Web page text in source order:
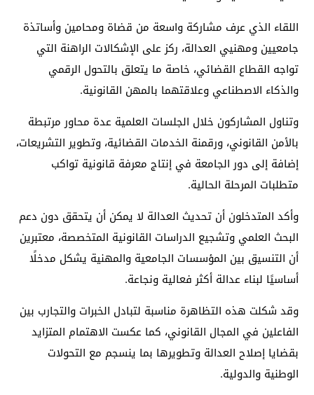
اللقاء الذي عرف مشاركة واسعة من قضاة ومحامين وأساتذة
جامعيين ومهنيي العدالة، ركز على الإشكالات الراهنة التي
تواجه القطاع القضائي، خاصة ما يتعلق بالتحول الرقمي
والذكاء الاصطناعي وعلاقتهما بالمهن القانونية.
وتناول المشاركون خلال الجلسات العلمية عدة محاور مرتبطة
بالأمن القانوني، ورقمنة الخدمات القضائية، وتطوير التشريعات،
إضافة إلى دور الجامعة في إنتاج معرفة قانونية تواكب
متطلبات المرحلة الحالية.
وأكد المتدخلون أن تحديث العدالة لا يمكن أن يتحقق دون دعم
البحث العلمي وتشجيع الدراسات القانونية المتخصصة، معتبرين
أن التنسيق بين المؤسسات الجامعية والمهنية يشكل مدخلًا
أساسيًا لبناء عدالة أكثر فعالية ونجاعة.
وقد شكلت هذه التظاهرة مناسبة لتبادل الخبرات والتجارب بين
الفاعلين في المجال القانوني، كما عكست الاهتمام المتزايد
بقضايا إصلاح العدالة وتطويرها بما ينسجم مع التحولات
الوطنية والدولية.